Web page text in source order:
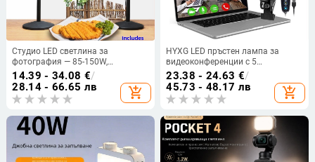
Студио LED светлина за
фотография — 85-150W,
безстъпково регулиране на
яркостта, 2800-5500K,
дистанционно управление, 165-
265V
14.39 - 34.08 €/
28.14 - 66.65 лв
add_shopping_cart
HYXG LED пръстен лампа за
видеоконференции с 5
температури на светлината, 5V,
3000–7000K, CE/ROHS/FCC
23.38 - 24.63 €/
45.73 - 48.17 лв
add_shopping_cart